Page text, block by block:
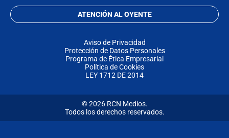
ATENCIÓN AL OYENTE
Aviso de Privacidad
Protección de Datos Personales
Programa de Ética Empresarial
Política de Cookies
LEY 1712 DE 2014
© 2026 RCN Medios.
Todos los derechos reservados.